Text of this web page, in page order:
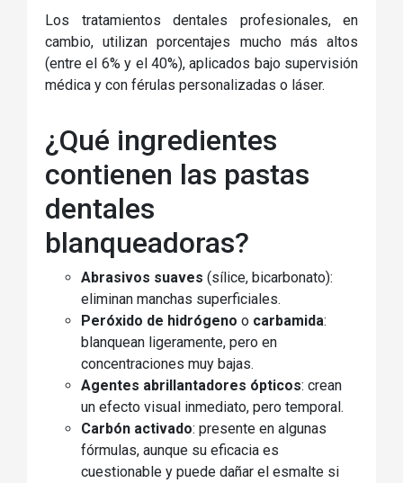
Los tratamientos dentales profesionales, en
cambio, utilizan porcentajes mucho más altos
(entre el 6% y el 40%), aplicados bajo supervisión
médica y con férulas personalizadas o láser.
¿Qué ingredientes
contienen las pastas
dentales
blanqueadoras?
Abrasivos suaves (sílice, bicarbonato):
eliminan manchas superficiales.
Peróxido de hidrógeno o carbamida:
blanquean ligeramente, pero en
concentraciones muy bajas.
Agentes abrillantadores ópticos: crean
un efecto visual inmediato, pero temporal.
Carbón activado: presente en algunas
fórmulas, aunque su eficacia es
cuestionable y puede dañar el esmalte si